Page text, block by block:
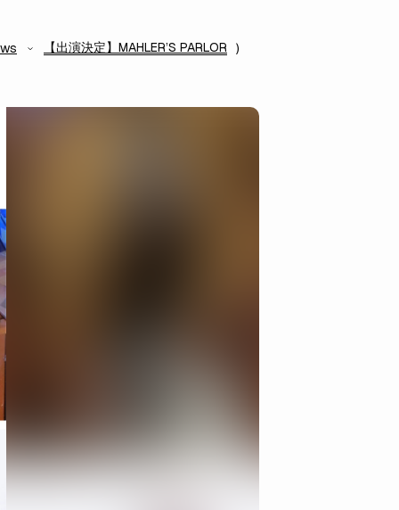
【出演決定】MAHLER’S PARLOR